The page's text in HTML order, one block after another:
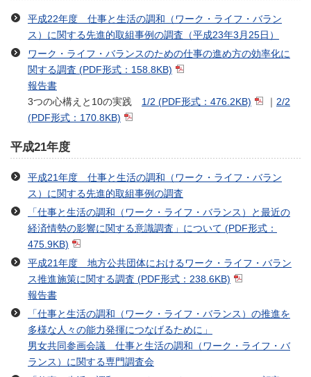
平成22年度 仕事と生活の調和（ワーク・ライフ・バラン
ス）に関する先進的取組事例の調査（平成23年3月25日）
ワーク・ライフ・バランスのための仕事の進め方の効率化に
関する調査 (PDF形式：158.8KB)
報告書
3つの心構えと10の実践 1/2 (PDF形式：476.2KB) ｜ 2/2
(PDF形式：170.8KB)
平成21年度
平成21年度 仕事と生活の調和（ワーク・ライフ・バラン
ス）に関する先進的取組事例の調査
「仕事と生活の調和（ワーク・ライフ・バランス）と最近の
経済情勢の影響に関する意識調査」について (PDF形式：
475.9KB)
平成21年度 地方公共団体におけるワーク・ライフ・バラン
ス推進施策に関する調査 (PDF形式：238.6KB)
報告書
「仕事と生活の調和（ワーク・ライフ・バランス）の推進を
多様な人々の能力発揮につなげるために」
男女共同参画会議 仕事と生活の調和（ワーク・ライフ・バ
ランス）に関する専門調査会